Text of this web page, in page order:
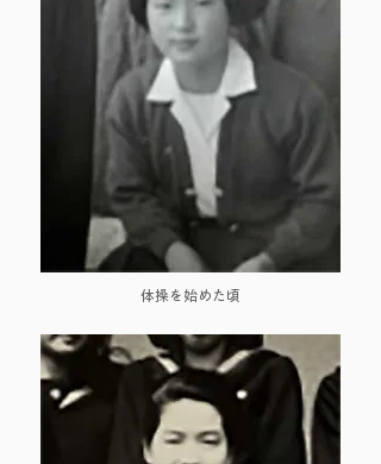
体操を始めた頃